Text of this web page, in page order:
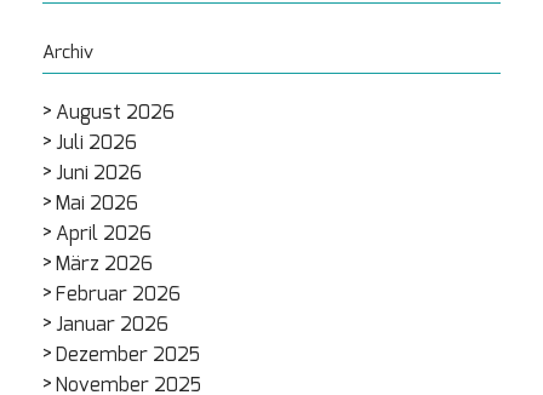
Archiv
August 2026
Juli 2026
Juni 2026
Mai 2026
April 2026
März 2026
Februar 2026
Januar 2026
Dezember 2025
November 2025